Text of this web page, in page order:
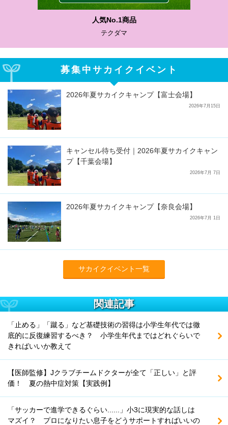
人気No.1商品
テクダマ
募集中サカイクイベント
2026年夏サカイクキャンプ【富士会場】
2026年7月15日
キャンセル待ち受付｜2026年夏サカイクキャン
プ【千葉会場】
2026年7月 7日
2026年夏サカイクキャンプ【奈良会場】
2026年7月 1日
サカイクイベント一覧
関連記事
「止める」「蹴る」など基礎技術の習得は小学生年代では徹
底的に反復練習するべき？ 小学生年代まではどれぐらいで
きればいいか教えて
【医師監修】Jクラブチームドクターが全て「正しい」と評
価！ 夏の熱中症対策【実践例】
「サッカーで進学できるぐらい......」小3に現実的な話しは
マズイ？ プロになりたい息子をどうサポートすればいいの